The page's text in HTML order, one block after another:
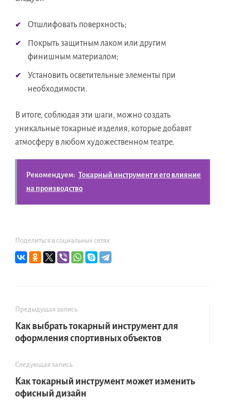
Отшлифовать поверхность;
Покрыть защитным лаком или другим
финишным материалом;
Установить осветительные элементы при
необходимости.
В итоге, соблюдая эти шаги, можно создать
уникальные токарные изделия, которые добавят
атмосферу в любом художественном театре.
Рекомендуем: Токарный инструмент и его влияние
на производство
Поделиться в социальных сетях
Предыдущая запись
Как выбрать токарный инструмент для
оформления спортивных объектов
Следующая запись
Как токарный инструмент может изменить
офисный дизайн